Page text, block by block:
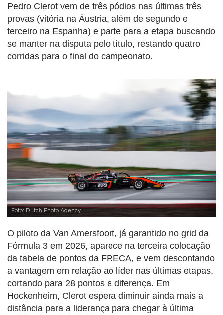
Pedro Clerot vem de três pódios nas últimas três
provas (vitória na Áustria, além de segundo e
terceiro na Espanha) e parte para a etapa buscando
se manter na disputa pelo título, restando quatro
corridas para o final do campeonato.
Foto: Dutch Photo Agency
O piloto da Van Amersfoort, já garantido no grid da
Fórmula 3 em 2026, aparece na terceira colocação
da tabela de pontos da FRECA, e vem descontando
a vantagem em relação ao líder nas últimas etapas,
cortando para 28 pontos a diferença. Em
Hockenheim, Clerot espera diminuir ainda mais a
distância para a liderança para chegar à última